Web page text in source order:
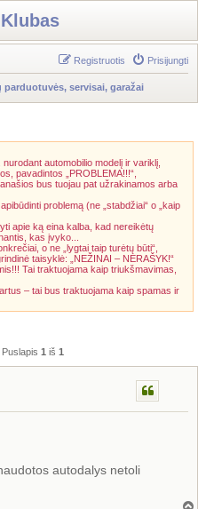
Prisijungti
Registruotis
parduotuvės, servisai, garažai
automobilio modelį ir variklį,
pavadintos „PROBLEMA!!!“,
bus tuojau pat užrakinamos arba
problemą (ne „stabdžiai“ o „kaip
apie ką eina kalba, kad nereikėtų
kas įvyko...
o ne „lygtai taip turėtų būti“,
taisyklė: „NEŽINAI – NERAŠYK!“
Tai traktuojama kaip triukšmavimas,
– tai bus traktuojama kaip spamas ir
1 iš 1
autodalys netoli